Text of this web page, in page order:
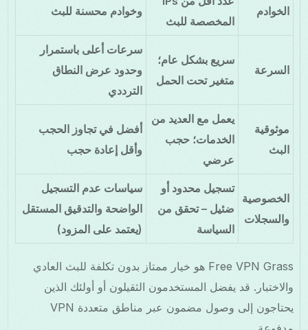
الخوادم
المخصصة للبث
وخوادم محسنة للبث
السرعة
سريع بشكل عام؛
متغير تحت الحمل
سرعات أعلى باستمرار
وحدود عرض النطاق
الترددي
موثوقية
البث
يعمل مع العديد من
الخدمات؛ حجب
عرضي
أفضل في تجاوز الحجب
وأقل إعادة حجب
الخصوصية
والسجلات
تسجيل محدود أو
ضئيل – تحقق من
السياسة
سياسات عدم التسجيل
الواضحة والتدقيق المستقل
(يعتمد على المزود)
Free VPN Grass هو خيار ممتاز بدون تكلفة للبث العادي
والاختبار. قد يفضل المستخدمون الثقيلون أو أولئك الذين
يحتاجون إلى وصول مضمون عبر مناطق متعددة VPN